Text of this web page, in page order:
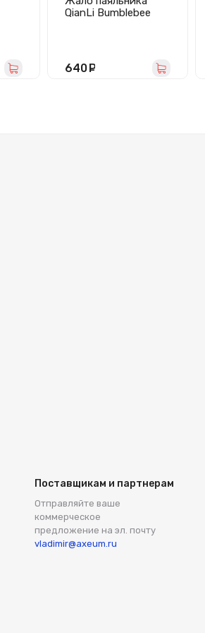
QianLi Bumblebee
640
Поставщикам и партнерам
Отправляйте ваше
коммерческое
предложение на эл. почту
vladimir@axeum.ru